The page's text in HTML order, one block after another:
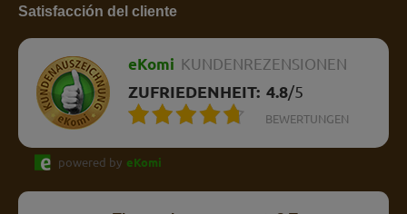
Satisfacción del cliente
eKomi KUNDENREZENSIONEN
ZUFRIEDENHEIT: 4.8/5
BEWERTUNGEN
powered by eKomi